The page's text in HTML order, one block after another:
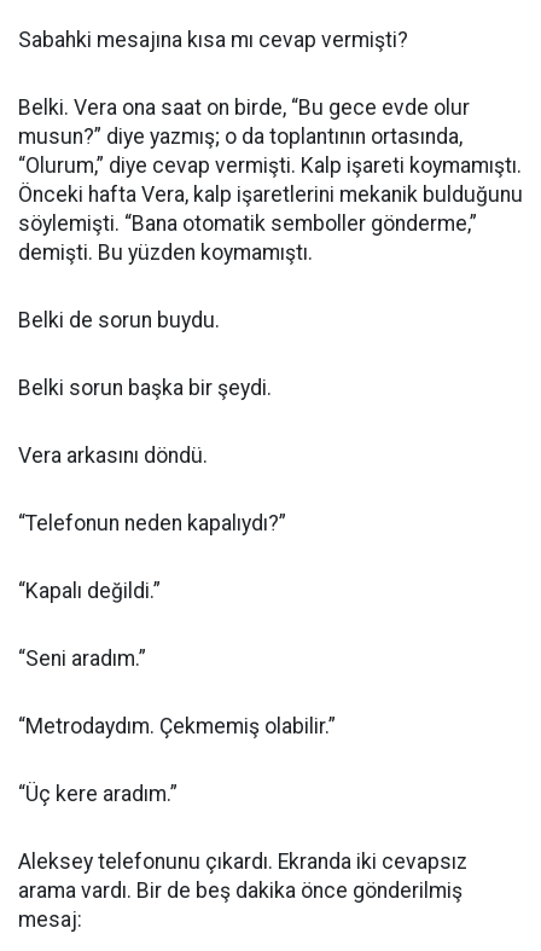
Sabahki mesajına kısa mı cevap vermişti?
Belki. Vera ona saat on birde, “Bu gece evde olur
musun?” diye yazmış; o da toplantının ortasında,
“Olurum,” diye cevap vermişti. Kalp işareti koymamıştı.
Önceki hafta Vera, kalp işaretlerini mekanik bulduğunu
söylemişti. “Bana otomatik semboller gönderme,”
demişti. Bu yüzden koymamıştı.
Belki de sorun buydu.
Belki sorun başka bir şeydi.
Vera arkasını döndü.
“Telefonun neden kapalıydı?”
“Kapalı değildi.”
“Seni aradım.”
“Metrodaydım. Çekmemiş olabilir.”
“Üç kere aradım.”
Aleksey telefonunu çıkardı. Ekranda iki cevapsız
arama vardı. Bir de beş dakika önce gönderilmiş
mesaj: